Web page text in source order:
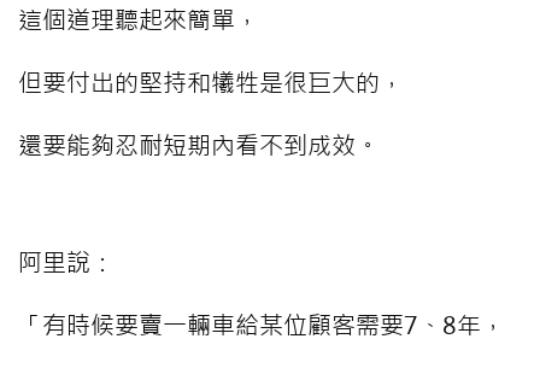
這個道理聽起來簡單，
但要付出的堅持和犧牲是很巨大的，
還要能夠忍耐短期內看不到成效。
阿里說：
「有時候要賣一輛車給某位顧客需要7、8年，